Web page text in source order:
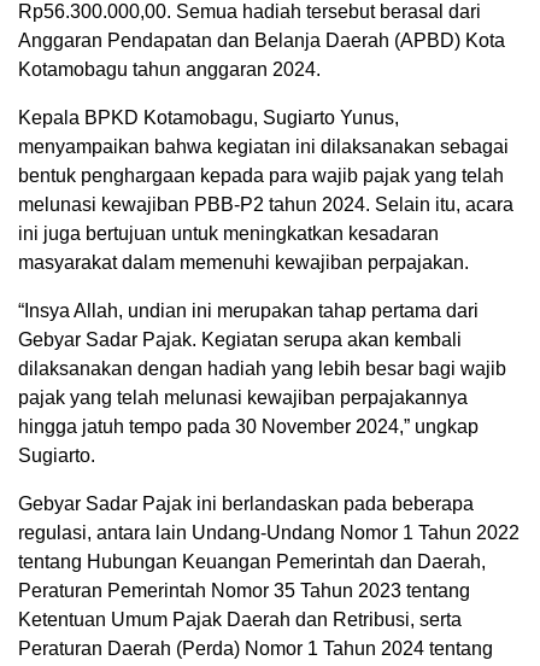
Rp56.300.000,00. Semua hadiah tersebut berasal dari
Anggaran Pendapatan dan Belanja Daerah (APBD) Kota
Kotamobagu tahun anggaran 2024.
Kepala BPKD Kotamobagu, Sugiarto Yunus,
menyampaikan bahwa kegiatan ini dilaksanakan sebagai
bentuk penghargaan kepada para wajib pajak yang telah
melunasi kewajiban PBB-P2 tahun 2024. Selain itu, acara
ini juga bertujuan untuk meningkatkan kesadaran
masyarakat dalam memenuhi kewajiban perpajakan.
“Insya Allah, undian ini merupakan tahap pertama dari
Gebyar Sadar Pajak. Kegiatan serupa akan kembali
dilaksanakan dengan hadiah yang lebih besar bagi wajib
pajak yang telah melunasi kewajiban perpajakannya
hingga jatuh tempo pada 30 November 2024,” ungkap
Sugiarto.
Gebyar Sadar Pajak ini berlandaskan pada beberapa
regulasi, antara lain Undang-Undang Nomor 1 Tahun 2022
tentang Hubungan Keuangan Pemerintah dan Daerah,
Peraturan Pemerintah Nomor 35 Tahun 2023 tentang
Ketentuan Umum Pajak Daerah dan Retribusi, serta
Peraturan Daerah (Perda) Nomor 1 Tahun 2024 tentang